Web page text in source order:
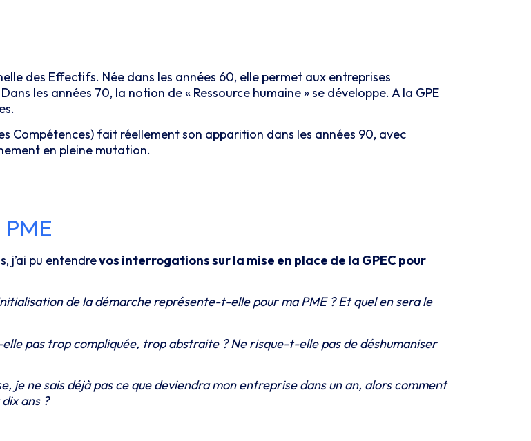
des Effectifs. Née dans les années 60, elle permet aux entreprises
les années 70, la notion de « Ressource humaine » se développe. A la GPE
Compétences) fait réellement son apparition dans les années 90, avec
en pleine mutation.
j’ai pu entendrevos interrogations sur la mise en place de la GPEC pour
de la démarche représente-t-elle pour ma PME ? Et quel en sera le
elle pas trop compliquée, trop abstraite ? Ne risque-t-elle pas de déshumaniser
je ne sais déjà pas ce que deviendra mon entreprise dans un an, alors comment
ans ?